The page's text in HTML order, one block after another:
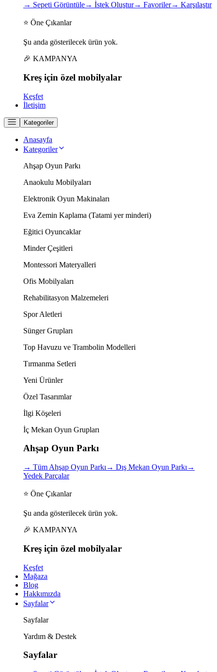
→ Sepeti Görüntüle→ İstek Oluştur→ Favoriler→ Karşılaştır
⭐ Öne Çıkanlar
Şu anda gösterilecek ürün yok.
🎉 KAMPANYA
Kreş için özel mobilyalar
Keşfet
İletişim
Kategoriler
Anasayfa
Kategoriler
Ahşap Oyun Parkı
Anaokulu Mobilyaları
Elektronik Oyun Makinaları
Eva Zemin Kaplama (Tatami yer minderi)
Eğitici Oyuncaklar
Minder Çeşitleri
Montessori Materyalleri
Ofis Mobilyaları
Rehabilitasyon Malzemeleri
Spor Aletleri
Sünger Grupları
Top Havuzu ve Trambolin Modelleri
Tırmanma Setleri
Yeni Ürünler
Özel Tasarımlar
İlgi Köşeleri
İç Mekan Oyun Grupları
Ahşap Oyun Parkı
→ Tüm Ahşap Oyun Parkı → Dış Mekan Oyun Parkı →
Yedek Parçalar
⭐ Öne Çıkanlar
Şu anda gösterilecek ürün yok.
🎉 KAMPANYA
Kreş için özel mobilyalar
Keşfet
Mağaza
Blog
Hakkımızda
Sayfalar
Sayfalar
Yardım & Destek
Sayfalar